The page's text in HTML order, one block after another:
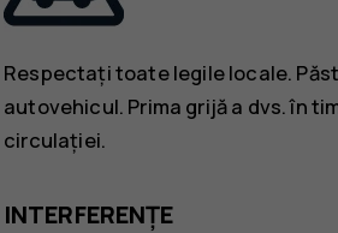
Respectați toate legile locale.
autovehicul. Prima grijă a dvs. în
circulației.
INTERFERENȚE